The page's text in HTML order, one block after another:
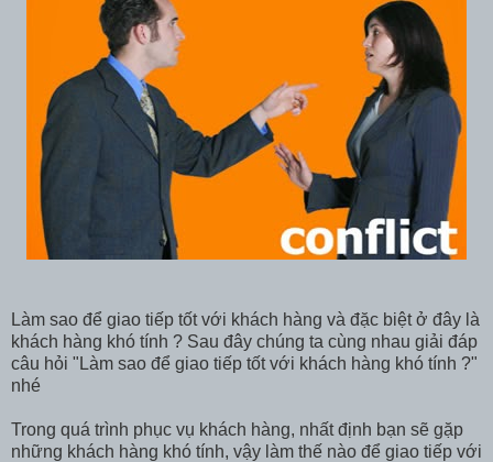
Làm sao để giao tiếp tốt với khách hàng và đặc biệt ở đây là
khách hàng khó tính ? Sau đây chúng ta cùng nhau giải đáp
câu hỏi "Làm sao để giao tiếp tốt với khách hàng khó tính ?"
nhé
Trong quá trình phục vụ khách hàng, nhất định bạn sẽ gặp
những khách hàng khó tính, vậy làm thế nào để giao tiếp với